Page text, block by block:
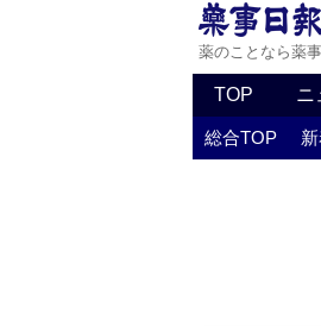
薬のことなら薬
TOP ニ
総合TOP